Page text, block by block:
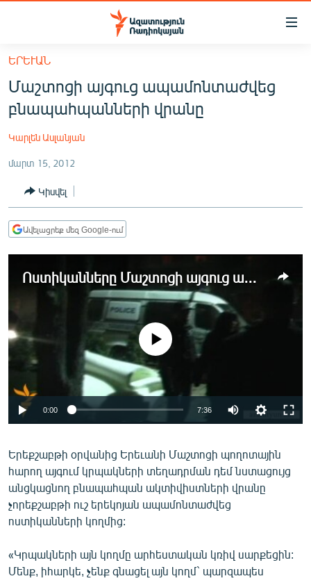
Մատչելիության
հիմնական
բովանդակությանը
Անցնել
հիմնական
մենյուին
ՀԱՅԱՍՏԱՆ
ՔԱՂԱՔԱԿԱՆ
ԸՆՏՐՈՒԹՅՈՒՆՆԵՐ 2026
ԻՐԱՎՈՒՆՔ
ՀԱՍԱՐԱԿՈՒԹՅՈՒՆ
ՏՆՏԵՍՈՒԹՅՈՒՆ
ՊԱՏԵՐԱԶՄԻ 6 ՇԱԲԱԹՆԵՐԸ
ՏԱՐԱԾԱՇՐՋԱՆ
ՄԻՋԱԶԳԱՅԻՆ
ՄՇԱԿՈՒՅԹ
ՄԵԿՆԱԲԱՆՈՒԹՅՈՒՆ
ՏՏ ԵՒ ԻՆՏԵՐՆԵՏ
ԿՈՐՈՆԱՎԻՐՈՒՍ
ԱՐԽԻՎ
ՏԵՍԱՆՅՈՒԹԵՐ
ԲԱՆԱՎԵՃ
ՁԳՏԵԼՈՎ ԼԱՎԱԳՈՒՅՆԻՆ
ՓՈԴՔԱՍԹ
ԵՐԵՒԱՆ
Մաշտոցի այգուց ապամոնտաժվեց
բնապահպանների վրանը
Կարլեն Ասլանյան
մարտ 15, 2012
Կիսվել
Ավելացրեք մեզ Google-ում
Ոստիկանները Մաշտոցի այգուց ապամոնտաժեցին բնապահպանների վրանը
No media source currently available
0:00 7:36
Երեքշաբթի օրվանից Երեւանի Մաշտոցի պողոտային
հարող այգում կրպակների տեղադրման դեմ նստացույց
անցկացնող բնապահպան ակտիվիստների վրանը
չորեքշաբթի ուշ երեկոյան ապամոնտաժվեց
ոստիկանների կողմից:
«Կրպակների այն կողմը արհեստական կռիվ սարքեցին:
Մենք, իհարկե, չենք գնացել այն կողմ` պարզապես